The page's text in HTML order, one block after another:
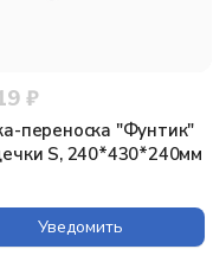
₽
переноска "Фунтик"
S, 240*430*240мм
Уведомить